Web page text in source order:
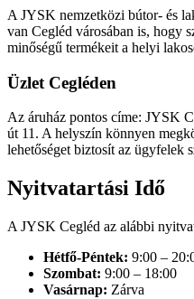
A JYSK nemzetközi bútor- és
van Cegléd városában is, hogy
minőségű termékeit a helyi
Üzlet Cegléden
Az áruház pontos címe: JYSK
út 11. A helyszín könnyen
lehetőséget biztosít az ügyfelek
Nyitvatartási Idő
A JYSK Cegléd az alábbi
Hétfő-Péntek: 9:00 –
Szombat: 9:00 – 18:00
Vasárnap: Zárva